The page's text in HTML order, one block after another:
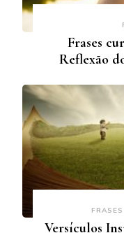
Frases
Reflexão
Versículos